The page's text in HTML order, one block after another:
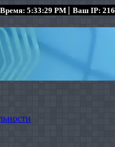
5:33:29 PM | Ваш IP: